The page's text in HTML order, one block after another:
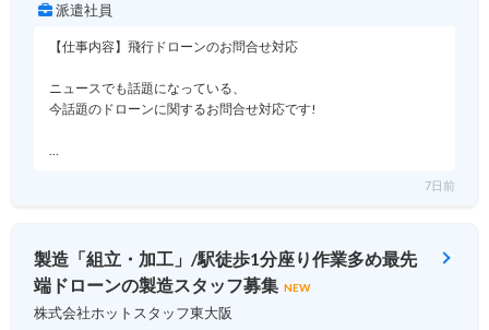
派遣社員
【仕事内容】飛行ドローンのお問合せ対応
ニュースでも話題になっている、
今話題のドローンに関するお問合せ対応です!
…
7日前
製造「組立・加工」/駅徒歩1分座り作業多め最先
端ドローンの製造スタッフ募集 NEW
株式会社ホットスタッフ東大阪